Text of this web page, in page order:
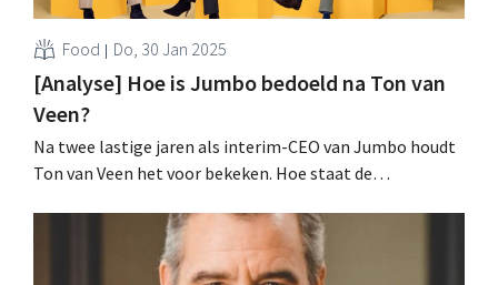
Food Do, 30 Jan 2025
[Analyse] Hoe is Jumbo bedoeld na Ton van
Veen?
Na twee lastige jaren als interim-CEO van Jumbo houdt
Ton van Veen het voor bekeken. Hoe staat de